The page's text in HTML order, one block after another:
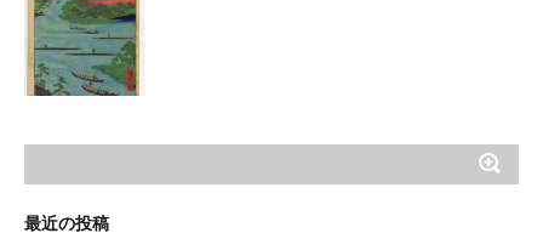
最近の投稿